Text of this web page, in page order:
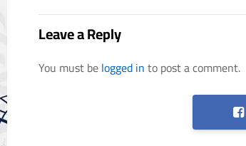
Leave a Reply
You must belogged into post a comment.